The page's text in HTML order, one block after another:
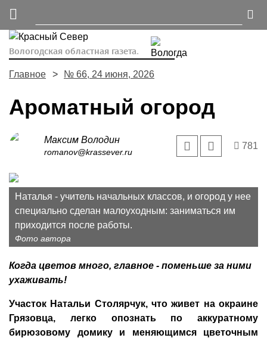
Вологодская областная газета.
Главное № 66, 24 июня, 2026
Ароматный огород
Максим Володин
romanov@krassever.ru
781
Наталья - учитель начальных классов, и огород у нее
специально сделан малоуходным: заниматься им
приходится после работы.
Фото автора
Когда цветов много, главное - поменьше за ними
ухаживать!
Участок Натальи Столярчук, что живет на окраине
Грязовца, легко опознать по аккуратному
бирюзовому домику и меняющимся цветочным